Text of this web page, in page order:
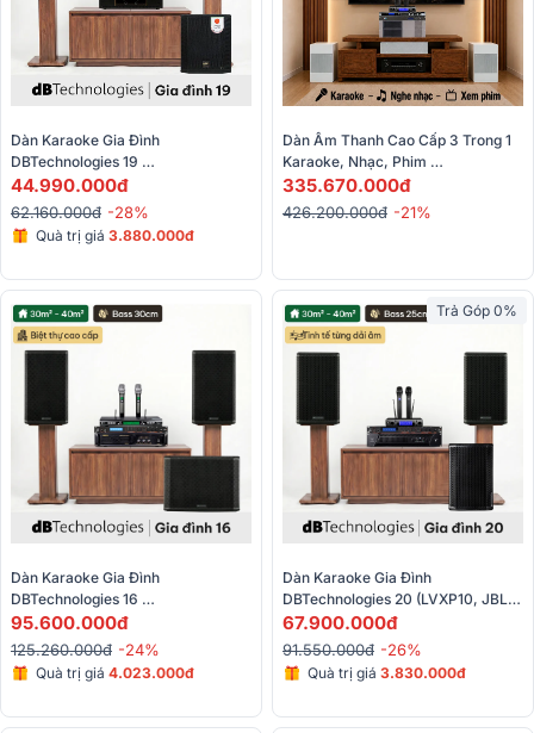
Dàn Karaoke Gia Đình
DBTechnologies 19
(dBTechnologies LVXP10, BIK VK-
A52, BIK VK-R51, BIK BBK-W25A,
BIK VK- M51)
44.990.000đ
62.160.000đ -28%
Quà trị giá 3.880.000đ
Dàn Âm Thanh Cao Cấp 3 Trong 1
Karaoke, Nhạc, Phim
DBTechnologies 01 (IS25T, IS4T,
335.670.000đ
426.200.000đ -21%
Dàn Karaoke Gia Đình
DBTechnologies 16
(dBTechnologies LVXP12, LVX
PSW15, BIK VM 830A, JBL
95.600.000đ
125.260.000đ -24%
Quà trị giá 4.023.000đ
Trả Góp 0%
Dàn Karaoke Gia Đình
DBTechnologies 20 (LVXP10, JBL
V6, JBL VX9, JBL VM300,
Sub612)
67.900.000đ
91.550.000đ -26%
Quà trị giá 3.830.000đ